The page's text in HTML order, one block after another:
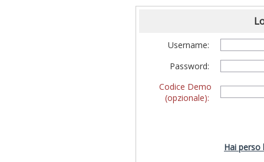
Username:
Password:
Codice Demo
(opzionale):
Hai perso